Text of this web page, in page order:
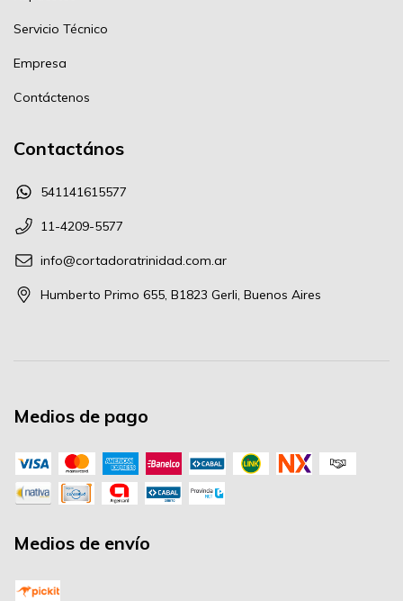
Servicio Técnico
Empresa
Contáctenos
Contactános
541141615577
11-4209-5577
info@cortadoratrinidad.com.ar
Humberto Primo 655, B1823 Gerli, Buenos Aires
Medios de pago
Medios de envío